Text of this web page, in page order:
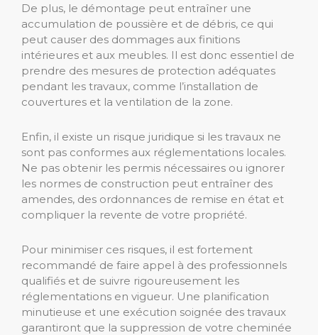
De plus, le démontage peut entraîner une
accumulation de poussière et de débris, ce qui
peut causer des dommages aux finitions
intérieures et aux meubles. Il est donc essentiel de
prendre des mesures de protection adéquates
pendant les travaux, comme l’installation de
couvertures et la ventilation de la zone.
Enfin, il existe un risque juridique si les travaux ne
sont pas conformes aux réglementations locales.
Ne pas obtenir les permis nécessaires ou ignorer
les normes de construction peut entraîner des
amendes, des ordonnances de remise en état et
compliquer la revente de votre propriété.
Pour minimiser ces risques, il est fortement
recommandé de faire appel à des professionnels
qualifiés et de suivre rigoureusement les
réglementations en vigueur. Une planification
minutieuse et une exécution soignée des travaux
garantiront que la suppression de votre cheminée